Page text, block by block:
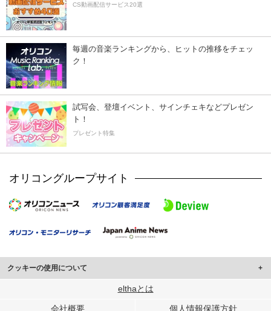
CS動画配信サービス20選
毎週の音楽ランキングから、ヒットの推移をチェッ
ク！
試写会、登壇イベント、サインチェキなどプレゼン
ト！
プレゼント特集
オリコングループサイト
クッキーの使用について
このサイトでは Cookie を使用して、ユーザーに合わせたコンテンツや広告の
行っています。
elthaとは
会社概要 個人情報保護方針